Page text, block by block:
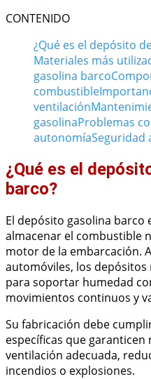
CONTENIDO
¿Qué es el depósito
Materiales más
gasolina barco
combustible
ventilación
gasolinaProblemas
autonomíaSeguridad
¿Qué es el
barco?
El depósito gasolina
almacenar el combustible
motor de la embarcación.
automóviles, los
para soportar humedad
movimientos continuos y
Su fabricación debe
específicas que
ventilación adecuada,
incendios o explosiones.